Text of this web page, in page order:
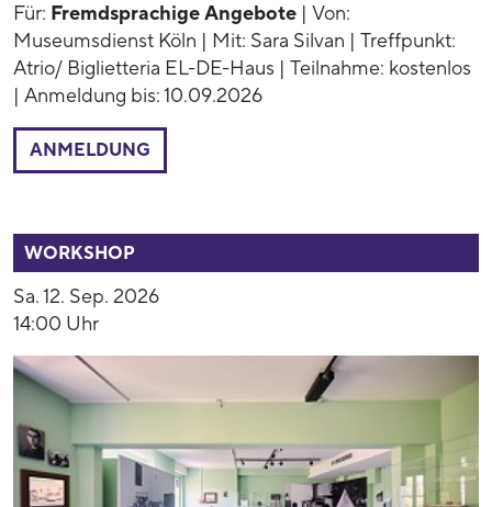
Für: Fremdsprachige Angebote | Von:
Museumsdienst Köln | Mit: Sara Silvan | Treffpunkt:
Atrio/ Biglietteria EL-DE-Haus | Teilnahme: kostenlos
| Anmeldung bis: 10.09.2026
ANMELDUNG
WORKSHOP
Sa. 12. Sep. 2026
14:00 Uhr